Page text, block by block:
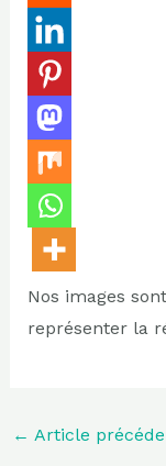
Nos images
représenter la
← Article